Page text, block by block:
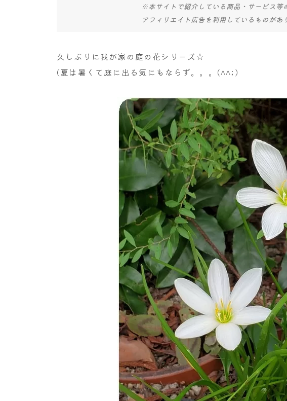
※本サイトで紹介している商品・サービス等
アフィリエイト広告を利用しているものがあ
久しぶりに我が家の庭の花シリーズ☆
(夏は暑くて庭に出る気にもならず。。。(^^;)